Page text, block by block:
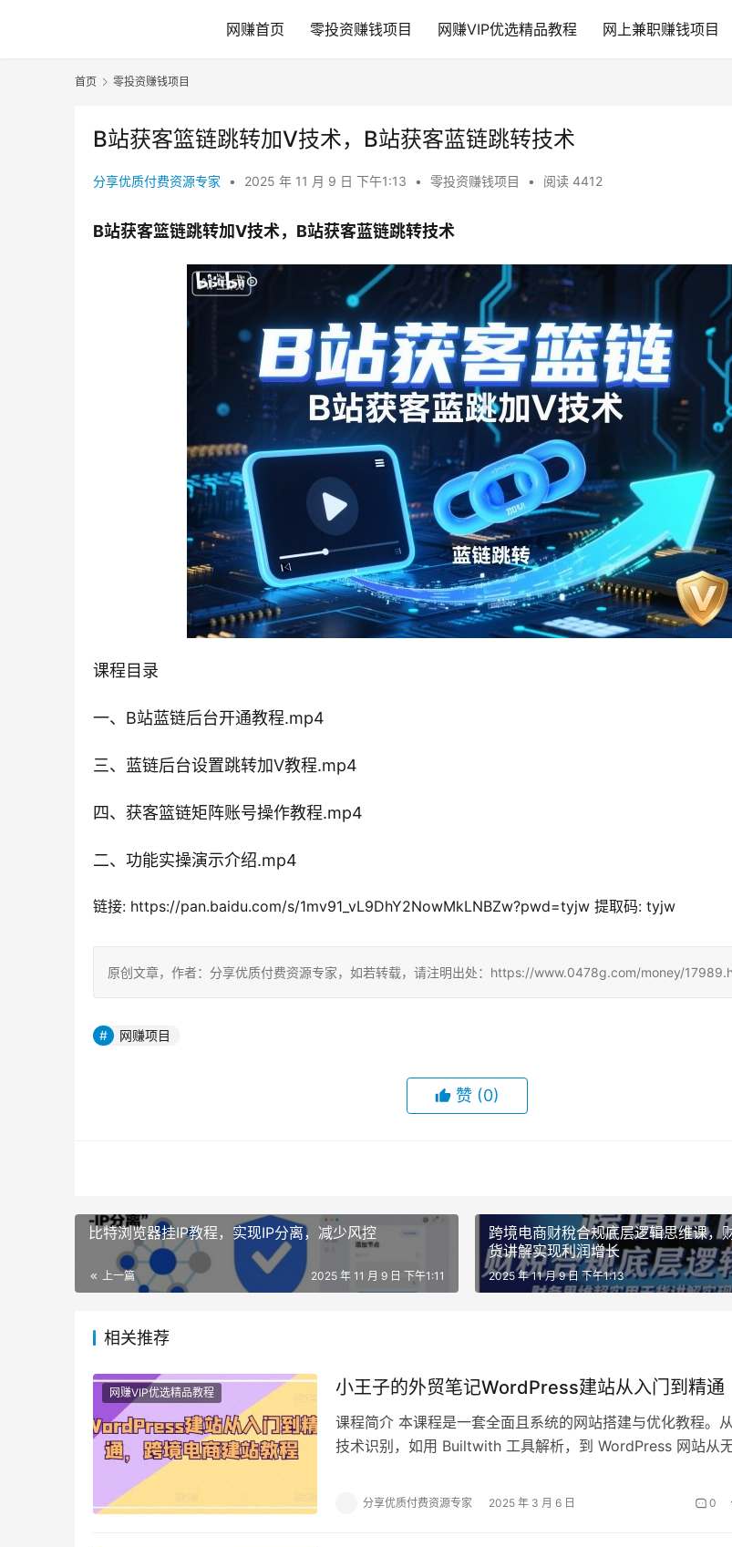
网赚首页 零投资赚钱项目 网赚VIP优选精品教程 网上兼职赚钱项目
首页 零投资赚钱项目
B站获客篮链跳转加V技术，B站获客蓝链跳转技术
分享优质付费资源专家 • 2025 年 11 月 9 日 下午1:13 • 零投资赚钱项目 • 阅读 4412
B站获客篮链跳转加V技术，B站获客蓝链跳转技术
课程目录
一、B站蓝链后台开通教程.mp4
三、蓝链后台设置跳转加V教程.mp4
四、获客篮链矩阵账号操作教程.mp4
二、功能实操演示介绍.mp4
链接: https://pan.baidu.com/s/1mv91_vL9DhY2NowMkLNBZw?pwd=tyjw 提取码: tyjw
原创文章，作者：分享优质付费资源专家，如若转载，请注明出处：https://www.0478g.com/money/
网赚项目
赞 (0)
比特浏览器挂IP教程，实现IP分离，减少风控
上一篇 2025 年 11 月 9 日 下午1:11
跨境电商财稅合规底层逻辑思维课，
货讲解实现利润增长
2025 年 11 月 9 日 下午1:13
相关推荐
网赚VIP优选精品教程 小王子的外贸笔记WordPress建站从入门到精通
课程简介 本课程是一套全面且系统的网站搭建与优化教程。
技术识别，如用 Builtwith 工具解析，到 WordPress 网站从
分享优质付费资源专家 2025 年 3 月 6 日 0